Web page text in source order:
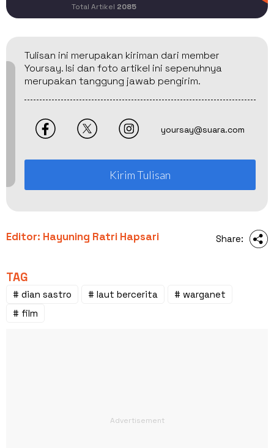
Total Artikel 2085
Tulisan ini merupakan kiriman dari member
Yoursay. Isi dan foto artikel ini sepenuhnya
merupakan tanggung jawab pengirim.
yoursay@suara.com
Kirim Tulisan
Editor: Hayuning Ratri Hapsari Share:
TAG
# dian sastro # laut bercerita
# warganet
# film